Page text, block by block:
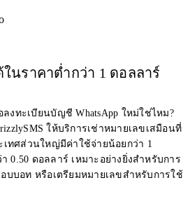
นราคาต่ำกว่า 1 ดอลลาร์
งทะเบียนบัญชี WhatsApp ใหม่ใช่ไหม?
ให้บริการเช่าหมายเลขเสมือนที่
เทศส่วนใหญ่มีค่าใช้จ่ายน้อยกว่า 1
0.50 ดอลลาร์ เหมาะอย่างยิ่งสำหรับการ
บบอท หรือเตรียมหมายเลขสำหรับการใช้